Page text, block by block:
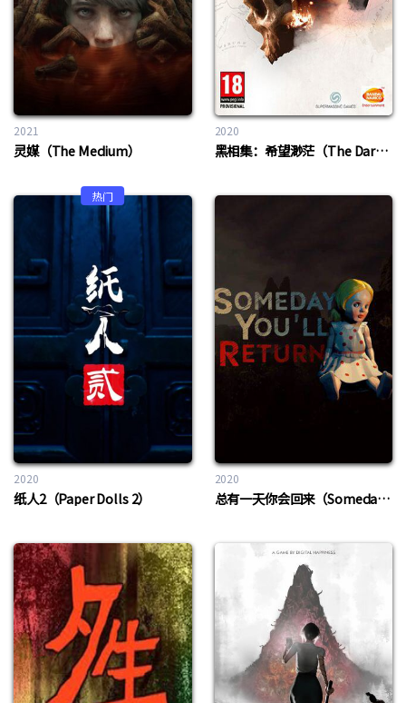
2021
灵媒（The Medium）
2020
黑相集：希望渺茫（The Dark Pictures Anthology: Little Hope）
热门
2020
纸人2（Paper Dolls 2）
2020
总有一天你会回来（Someday You’ll Return）